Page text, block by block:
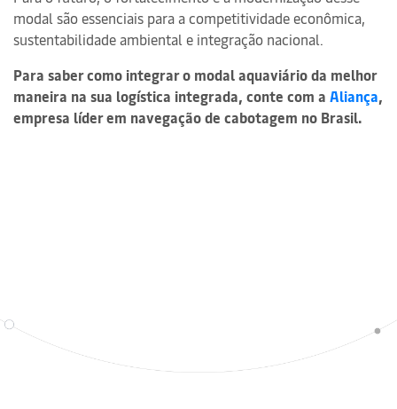
modal são essenciais para a competitividade econômica,
sustentabilidade ambiental e integração nacional.
Para saber como integrar o modal aquaviário da melhor
maneira na sua logística integrada, conte com a Aliança,
empresa líder em navegação de cabotagem no Brasil.